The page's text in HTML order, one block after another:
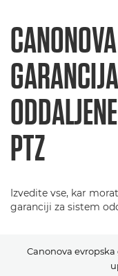
PTZ
Izvedite vse, kar
garanciji za sistem
Canonova